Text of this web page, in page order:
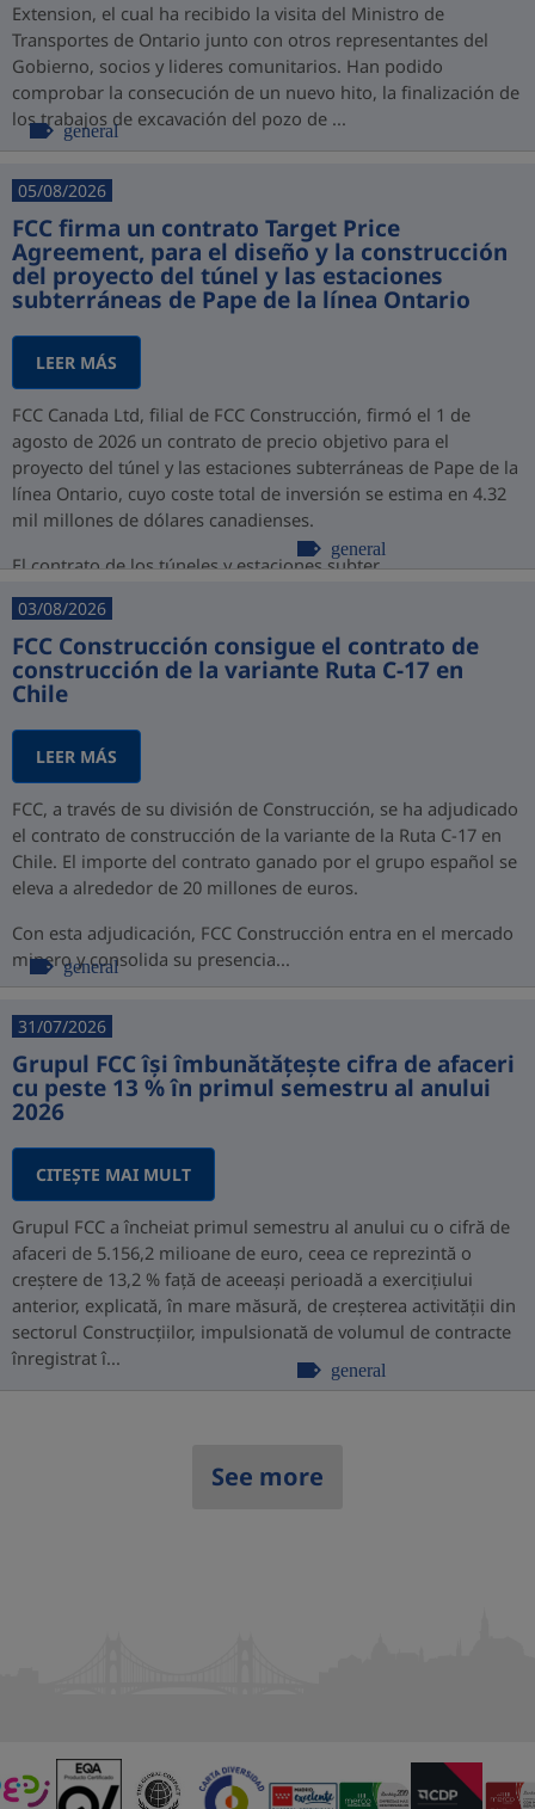
Extension, el cual ha recibido la visita del Ministro de
Transportes de Ontario junto con otros representantes del
Gobierno, socios y lideres comunitarios. Han podido
comprobar la consecución de un nuevo hito, la finalización de
los trabajos de excavación del pozo de ...
general
05/08/2026
FCC firma un contrato Target Price
Agreement, para el diseño y la construcción
del proyecto del túnel y las estaciones
subterráneas de Pape de la línea Ontario
LEER MÁS
FCC Canada Ltd, filial de FCC Construcción, firmó el 1 de
agosto de 2026 un contrato de precio objetivo para el
proyecto del túnel y las estaciones subterráneas de Pape de la
línea Ontario, cuyo coste total de inversión se estima en 4.32
mil millones de dólares canadienses.
El contrato de los túneles y estaciones subter...
general
03/08/2026
FCC Construcción consigue el contrato de
construcción de la variante Ruta C-17 en
Chile
LEER MÁS
FCC, a través de su división de Construcción, se ha adjudicado
el contrato de construcción de la variante de la Ruta C-17 en
Chile. El importe del contrato ganado por el grupo español se
eleva a alrededor de 20 millones de euros.
Con esta adjudicación, FCC Construcción entra en el mercado
minero y consolida su presencia...
general
31/07/2026
Grupul FCC își îmbunătățește cifra de afaceri
cu peste 13 % în primul semestru al anului
2026
CITEŞTE MAI MULT
Grupul FCC a încheiat primul semestru al anului cu o cifră de
afaceri de 5.156,2 milioane de euro, ceea ce reprezintă o
creștere de 13,2 % față de aceeași perioadă a exercițiului
anterior, explicată, în mare măsură, de creșterea activității din
sectorul Construcțiilor, impulsionată de volumul de contracte
înregistrat î...
general
See more